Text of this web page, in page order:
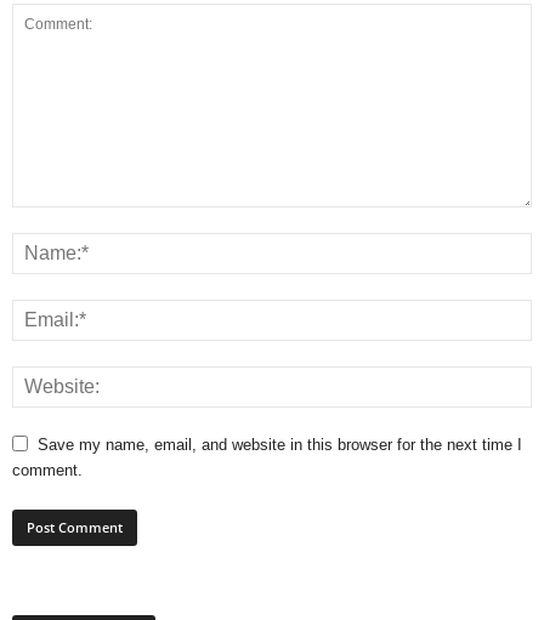
Save my name, email, and website in this browser for the next time I
comment.